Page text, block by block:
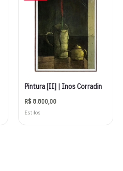
Pintura [II] | Inos Corradin
R$ 8.800,00
Estilos